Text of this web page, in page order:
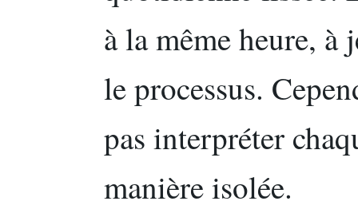
à la même heure,
le processus.
pas interpréter
manière isolée.